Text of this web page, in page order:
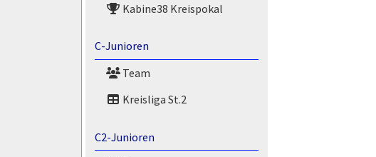
Kabine38 Kreispokal
C-Junioren
Team
Kreisliga St.2
C2-Junioren